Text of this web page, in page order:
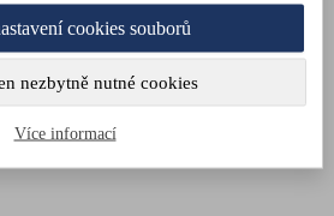
cookies souborů
nezbytně nutné cookies
Více informací